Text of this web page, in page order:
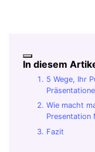
In diesem
5 Wege, Ihr
Wie macht
Presentation
Fazit